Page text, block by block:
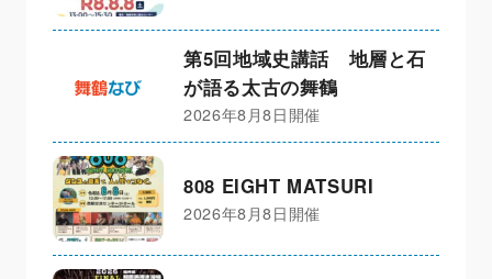
第5回地域史講話 地層と石
が語る太古の舞鶴
2026年8月8日開催
808 EIGHT MATSURI
2026年8月8日開催